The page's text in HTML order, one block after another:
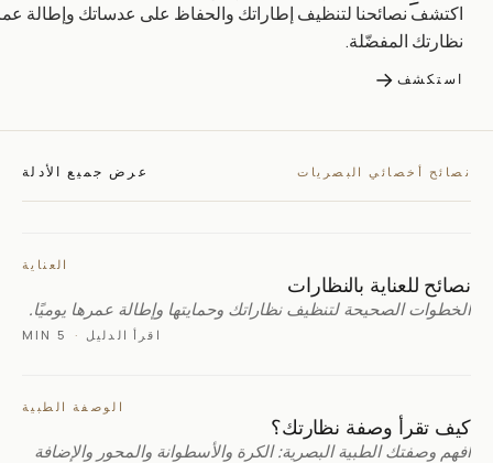
اكتشف نصائحنا لتنظيف إطاراتك والحفاظ على عدساتك وإطالة
نظارتك المفضّلة.
استكشف →
نصائح أخصائي البصريات عرض جميع الأدلة
العناية
نصائح للعناية بالنظارات
الخطوات الصحيحة لتنظيف نظاراتك وحمايتها وإطالة عمرها يوميًا.
اقرأ الدليل ·
5 MIN
الوصفة الطبية
كيف تقرأ وصفة نظارتك؟
افهم وصفتك الطبية البصرية: الكرة والأسطوانة والمحور والإضافة